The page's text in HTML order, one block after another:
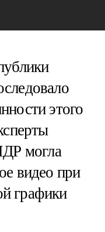
этого
могла
видео при
графики